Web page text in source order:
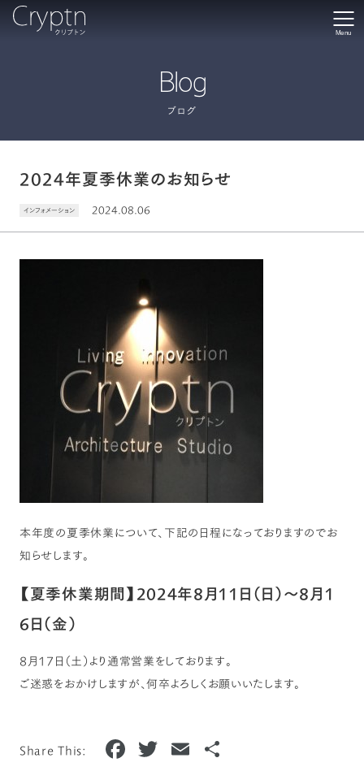
Menu
Blog
ブログ
2024年夏季休業のお知らせ
インフォメーション 2024.08.06
本年度の夏季休業について、下記の日程になっておりますのでお
知らせします。
【夏季休業期間】2024年8月11日（日）～8月1
6日（金）
8月17日（土）より通常営業をしております。
ご迷惑をおかけしますが、何卒よろしくお願いいたします。
Share This: F T E